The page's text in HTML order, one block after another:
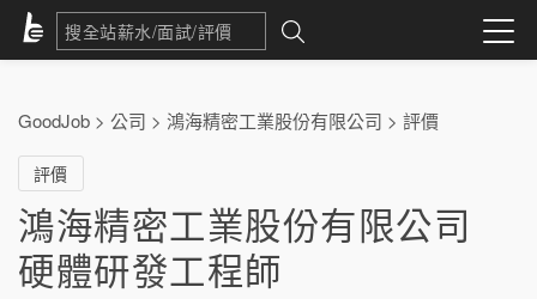
GoodJob > 公司 > 鴻海精密工業股份有限公司 > 評價
評價
鴻海精密工業股份有限公司
硬體研發工程師